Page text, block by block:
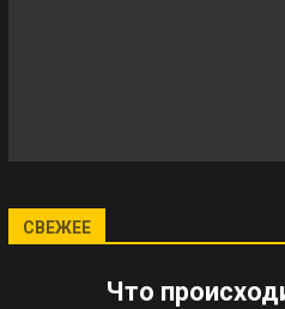
СВЕЖЕЕ
Что